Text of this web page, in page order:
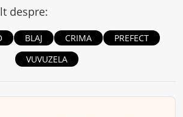
despre:
BLAJ CRIMA
PREFECT
VUVUZELA